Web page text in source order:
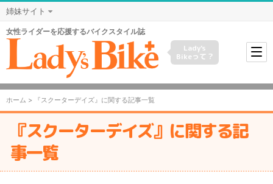
姉妹サイト
女性ライダーを応援するバイクスタイル誌
Lady's
Bikeって？
ホーム > 『スクーターデイズ』に関する記事一覧
『スクーターデイズ』に関する記
事一覧